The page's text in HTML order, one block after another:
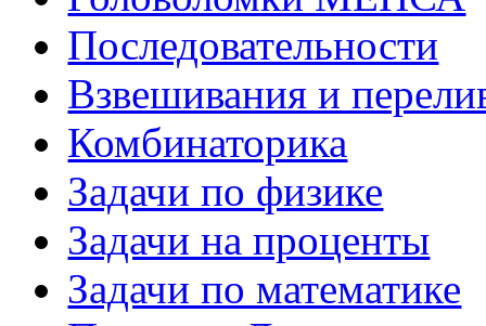
Последовательности
Взвешивания и
Комбинаторика
Задачи по физике
Задачи на проценты
Задачи по математике